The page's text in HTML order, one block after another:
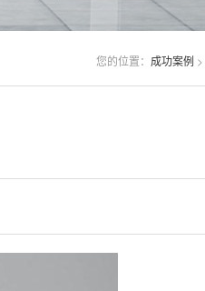
您的位置： 成功案例 >